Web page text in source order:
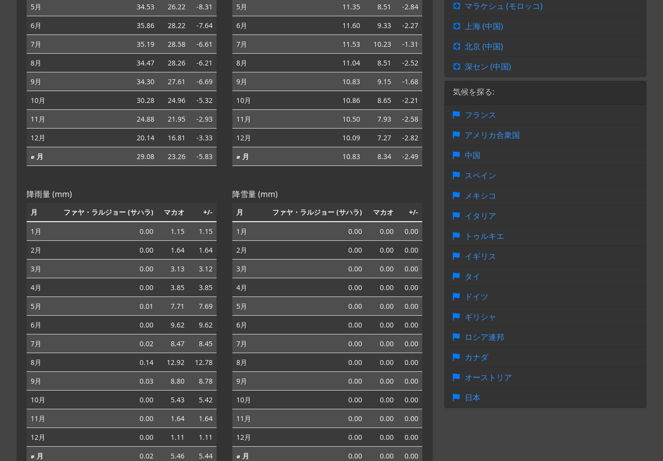
5月
34.53 26.22
-8.31
6月
35.86 28.22
-7.64
7月
35.19 28.58
-6.61
8月
34.47 28.26
-6.21
9月
34.30 27.61
-6.69
10月
30.28 24.96
-5.32
11月
24.88 21.95
-2.93
12月
20.14 16.81
-3.33
⌀ 月
29.08 23.26 -5.83
5月
11.35 8.51
-2.84
6月
11.60 9.33
-2.27
7月
11.53 10.23
-1.31
8月
11.04 8.51
-2.52
9月
10.83 9.15
-1.68
10月
10.86 8.65
-2.21
11月
10.50 7.93
-2.58
12月
10.09 7.27
-2.82
⌀ 月
10.83 8.34 -2.49
降雨量 (mm)
月 ファヤ・ラルジョー (サハラ) マカオ +/-
1月 0.00 1.15
1.15
2月
0.00 1.64
1.64
3月
0.00 3.13
3.12
4月
0.00 3.85
3.85
5月
0.01 7.71
7.69
6月
0.00 9.62
9.62
7月
0.02 8.47
8.45
8月
0.14 12.92
12.78
9月
0.03 8.80
8.78
10月
0.00 5.43
5.42
11月
0.00 1.64
1.64
12月
0.00 1.11
1.11
⌀ 月
0.02 5.46 5.44
降雪量 (mm)
月 ファヤ・ラルジョー (サハラ) マカオ +/-
1月 0.00 0.00
0.00
2月
0.00 0.00
0.00
3月
0.00 0.00
0.00
4月
0.00 0.00
0.00
5月
0.00 0.00
0.00
6月
0.00 0.00
0.00
7月
0.00 0.00
0.00
8月
0.00 0.00
0.00
9月
0.00 0.00
0.00
10月
0.00 0.00
0.00
11月
0.00 0.00
0.00
12月
0.00 0.00
0.00
⌀ 月
0.00 0.00 0.00
マラケシュ (モロッコ)
上海 (中国)
北京 (中国)
深セン (中国)
気候を探る:
フランス
アメリカ合衆国
中国
スペイン
メキシコ
イタリア
トゥルキエ
イギリス
タイ
ドイツ
ギリシャ
ロシア連邦
カナダ
オーストリア
日本